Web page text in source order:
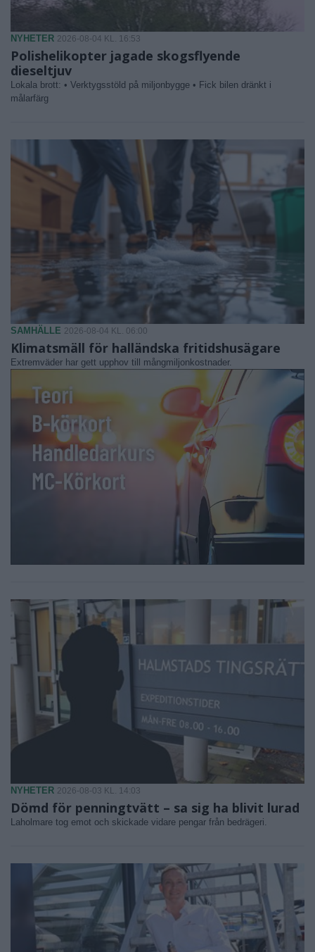
NYHETER 2026-08-04 KL. 16:53
Polishelikopter jagade skogsflyende
dieseltjuv
Lokala brott: • Verktygsstöld på miljonbygge • Fick bilen dränkt i
målarfärg
SAMHÄLLE 2026-08-04 KL. 06:00
Klimatsmäll för halländska fritidshusägare
Extremväder har gett upphov till mångmiljonkostnader.
NYHETER 2026-08-03 KL. 14:03
Dömd för penningtvätt – sa sig ha blivit lurad
Laholmare tog emot och skickade vidare pengar från bedrägeri.